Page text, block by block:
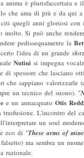
anima è plurisfaccettata e
che ama di più e da qui a
quegli anni gloriosi con
molto. Si può anche
pedissequamente la
l'idea di un grande
Nutini si impegna
spessore che lasciano
che sappiano valorizzarle
un tecnico del suono). "
e un annacquato Otis
L'incontro del
un soul
eco di "These arms of mine
ma sembra un
razionale.